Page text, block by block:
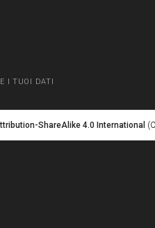
I TUOI DATI
ShareAlike 4.0 International